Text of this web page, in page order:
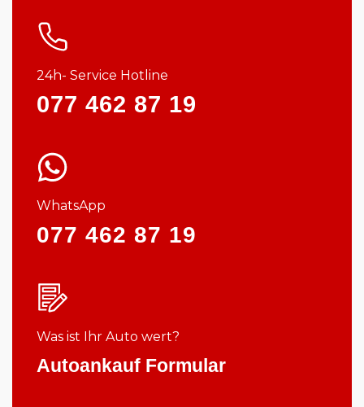
24h- Service Hotline
077 462 87 19
WhatsApp
077 462 87 19
Was ist Ihr Auto wert?
Autoankauf Formular